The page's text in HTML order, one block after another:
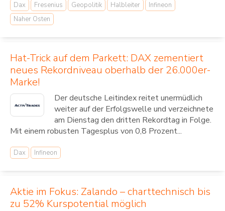
Dax Fresenius Geopolitik Halbleiter
Infineon
Naher Osten
Hat-Trick auf dem Parkett: DAX zementiert
neues Rekordniveau oberhalb der 26.000er-
Marke!
Der deutsche Leitindex reitet unermüdlich
weiter auf der Erfolgswelle und verzeichnete
am Dienstag den dritten Rekordtag in Folge.
Mit einem robusten Tagesplus von 0,8 Prozent...
Dax Infineon
Aktie im Fokus: Zalando – charttechnisch bis
zu 52% Kurspotential möglich